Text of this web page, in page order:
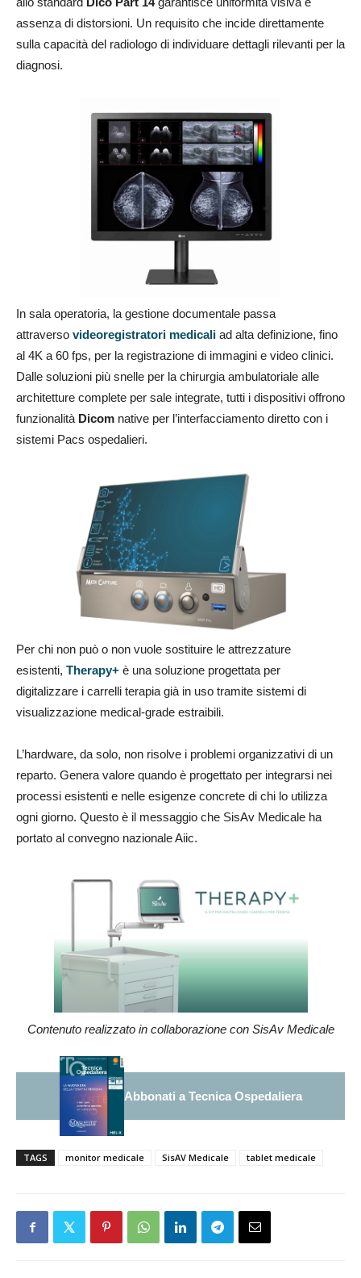
assenza di distorsioni. Un requisito che incide direttamente
sulla capacità del radiologo di individuare dettagli rilevanti per la
diagnosi.
In sala operatoria, la gestione documentale passa
attraverso videoregistratori medicali ad alta definizione, fino
al 4K a 60 fps, per la registrazione di immagini e video clinici.
Dalle soluzioni più snelle per la chirurgia ambulatoriale alle
architetture complete per sale integrate, tutti i dispositivi offrono
funzionalità Dicom native per l’interfacciamento diretto con i
sistemi Pacs ospedalieri.
Per chi non può o non vuole sostituire le attrezzature
esistenti, Therapy+ è una soluzione progettata per
digitalizzare i carrelli terapia già in uso tramite sistemi di
visualizzazione medical-grade estraibili.
L’hardware, da solo, non risolve i problemi organizzativi di un
reparto. Genera valore quando è progettato per integrarsi nei
processi esistenti e nelle esigenze concrete di chi lo utilizza
ogni giorno. Questo è il messaggio che SisAv Medicale ha
portato al convegno nazionale Aiic.
Contenuto realizzato in collaborazione con SisAv Medicale
Abbonati a Tecnica Ospedaliera
TAGS monitor medicale SisAV Medicale tablet medicale